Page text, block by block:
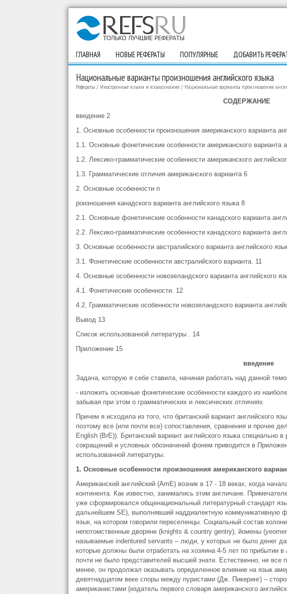
ГЛАВНАЯ НОВЫЕ РЕФЕРАТЫ ПОПУЛЯРНЫЕ ДОБАВИТЬ
Национальные варианты произношения английского языка
Рефераты / Иностранные языки и языкознание/ Национальные варианты произношения
СОДЕРЖАНИЕ
введение 2
1. Основные особенности произношения американского варианта
1.1. Основные фонетические особенности американского варианта
1.2. Лексико-грамматические особенности американского
1.3. Грамматические отличия американского варианта 6
2. Основные особенности п
роизношения канадского варианта английского языка 8
2.1. Основные фонетические особенности канадского варианта
2.2. Лексико-грамматические особенности канадского варианта
3. Основные особенности австралийского варианта английского
3.1. Фонетические особенности австралийского варианта. 11
4. Основные особенности новозеландского варианта английского
4.1. Фонетические особенности. 12
4.2. Грамматические особенности новозеландского варианта
Вывод 13
Список использованной литературы . 14
Приложение 15
введение
Задача, которую я себе ставила, начиная работать над данной
- изложить основные фонетические особенности каждого из
забывая при этом о грамматических и лексических отличиях.
Причем я исходила из того, что британский вариант английского
поэтому все (или почти все) сопоставления, сравнения и прочее
English (BrE)). Британский вариант английского языка специально
сокращений и условных обозначений фонем приводится в
использованной литературы.
1. Основные особенности произношения американского
Американский английский (AmE) возник в 17 - 18 веках, когда
континента. Как известно, занимались этим англичане.
уже сформировался общенациональный литературный стандарт
дальнейшем SE), выполнявший наддиалектную коммуникативную
язык, на котором говорили переселенцы. Социальный состав
непотомственные дворяне (knights & country gentry), йомены
называемые indentured servants – люди, у которых не было денег
которые должны были отработать на хозяина 4-5 лет по прибытии
почти не было представителей высшей знати. Естественно, не
менее, он продолжал оказывать определенное влияние на язык
девятнадцатом веке споры между пуристами (Дж. Пикеринг) –
американистами (издатель первого словаря американского